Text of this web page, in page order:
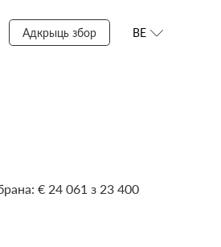
Адкрыць збор BE
€ 24 061 з 23 400